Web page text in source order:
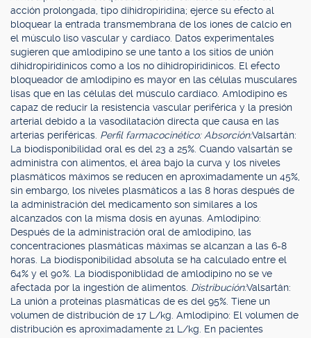
acción prolongada, tipo dihidropiridina; ejerce su efecto al
bloquear la entrada transmembrana de los iones de calcio en
el músculo liso vascular y cardíaco. Datos experimentales
sugieren que amlodipino se une tanto a los sitios de unión
dihidropiridínicos como a los no dihidropiridinicos. El efecto
bloqueador de amlodipino es mayor en las células musculares
lisas que en las células del músculo cardíaco. Amlodipino es
capaz de reducir la resistencia vascular periférica y la presión
arterial debido a la vasodilatación directa que causa en las
arterias periféricas. Perfil farmacocinético: Absorción:Valsartán:
La biodisponibilidad oral es del 23 a 25%. Cuando valsartán se
administra con alimentos, el área bajo la curva y los niveles
plasmáticos máximos se reducen en aproximadamente un 45%,
sin embargo, los niveles plasmáticos a las 8 horas después de
la administración del medicamento son similares a los
alcanzados con la misma dosis en ayunas. Amlodipino:
Después de la administración oral de amlodipino, las
concentraciones plasmáticas máximas se alcanzan a las 6-8
horas. La biodisponibilidad absoluta se ha calculado entre el
64% y el 90%. La biodisponiblidad de amlodipino no se ve
afectada por la ingestión de alimentos. Distribución:Valsartán:
La unión a proteínas plasmáticas de es del 95%. Tiene un
volumen de distribución de 17 L/kg. Amlodipino: El volumen de
distribución es aproximadamente 21 L/kg. En pacientes